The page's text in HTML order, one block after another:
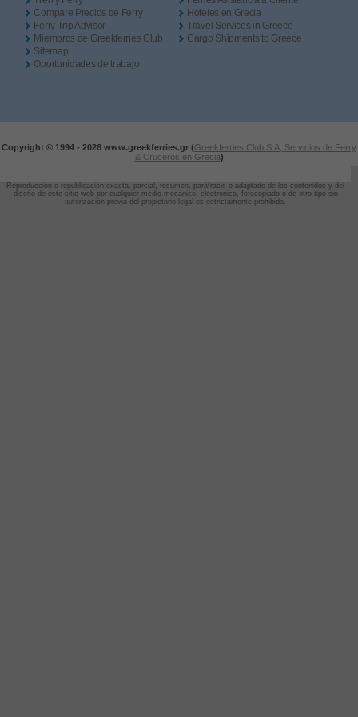
Compare Precios de Ferry
Ferry Trip Advisor
Miembros de Greekferries Club
Sitemap
Oportunidades de trabajo
Hoteles en Grecia
Travel Services in Greece
Cargo Shipments to Greece
Copyright © 1994 - 2026 www.greekferries.gr (Greekferries Club S.A, Servicios de Ferry
& Cruceros en Grecia)
Reproducción o republicación exacta, parcial, resumen, paráfrasis o adaptado de los contenidos y del
diseño de este sitio web por cualquier medio mecánico, electrónico, fotocopiado o de otro tipo sin
autorización previa del propietario legal es estrictamente prohibida.